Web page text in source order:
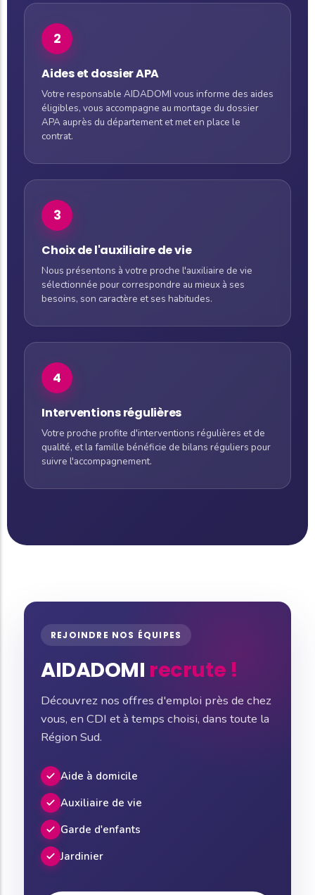
2
Aides et dossier APA
Votre responsable AIDADOMI vous informe des aides
éligibles, vous accompagne au montage du dossier
APA auprès du département et met en place le
contrat.
3
Choix de l'auxiliaire de vie
Nous présentons à votre proche l'auxiliaire de vie
sélectionnée pour correspondre au mieux à ses
besoins, son caractère et ses habitudes.
4
Interventions régulières
Votre proche profite d'interventions régulières et de
qualité, et la famille bénéficie de bilans réguliers pour
suivre l'accompagnement.
REJOINDRE NOS ÉQUIPES
AIDADOMI recrute !
Découvrez nos offres d'emploi près de chez
vous, en CDI et à temps choisi, dans toute la
Région Sud.
Aide à domicile
Auxiliaire de vie
Garde d'enfants
Jardinier